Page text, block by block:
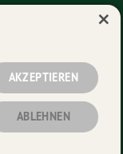
vorbehalten.
AKZEPTIEREN
ABLEHNEN
×